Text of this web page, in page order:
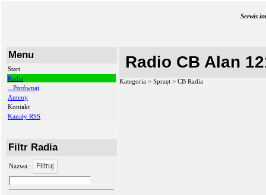
Serwis
Menu
Start
Radia
...Porównaj
Anteny
Kontakt
Kanały RSS
Filtr Radia
Nazwa : Filtruj
Radio CB Alan
Kategoria > Sprzęt > CB Radia